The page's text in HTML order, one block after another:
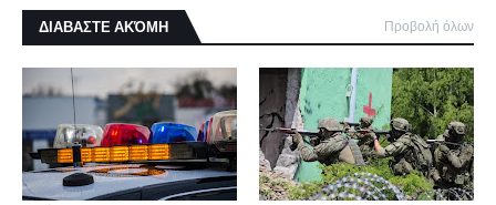
ΔΙΑΒΑΣΤΕ ΑΚΌΜΗ Προβολή όλων